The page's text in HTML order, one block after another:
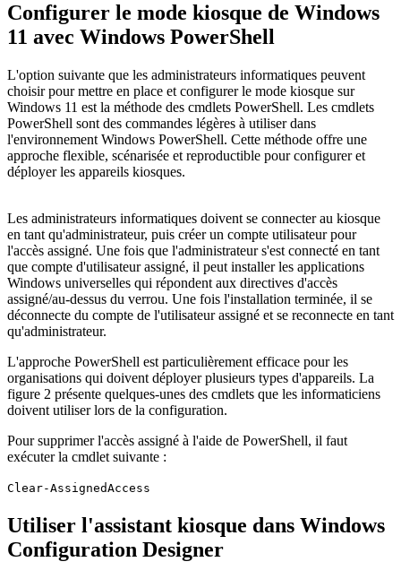
Configurer le mode kiosque de Windows
11 avec Windows PowerShell
L'option suivante que les administrateurs informatiques peuvent
choisir pour mettre en place et configurer le mode kiosque sur
Windows 11 est la méthode des cmdlets PowerShell. Les cmdlets
PowerShell sont des commandes légères à utiliser dans
l'environnement Windows PowerShell. Cette méthode offre une
approche flexible, scénarisée et reproductible pour configurer et
déployer les appareils kiosques.
Les administrateurs informatiques doivent se connecter au kiosque
en tant qu'administrateur, puis créer un compte utilisateur pour
l'accès assigné. Une fois que l'administrateur s'est connecté en tant
que compte d'utilisateur assigné, il peut installer les applications
Windows universelles qui répondent aux directives d'accès
assigné/au-dessus du verrou. Une fois l'installation terminée, il se
déconnecte du compte de l'utilisateur assigné et se reconnecte en tant
qu'administrateur.
L'approche PowerShell est particulièrement efficace pour les
organisations qui doivent déployer plusieurs types d'appareils. La
figure 2 présente quelques-unes des cmdlets que les informaticiens
doivent utiliser lors de la configuration.
Pour supprimer l'accès assigné à l'aide de PowerShell, il faut
exécuter la cmdlet suivante :
Clear-AssignedAccess
Utiliser l'assistant kiosque dans Windows
Configuration Designer